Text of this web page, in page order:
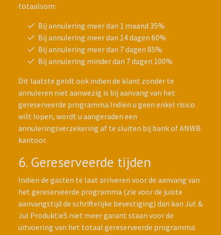
totaalsom:
Bij annulering meer dan 1 maand 35%
Bij annulering meer dan 14 dagen 60%
Bij annulering meer dan 7 dagen 85%
Bij annulering minder dan 7 dagen 100%
Dit laatste geldt ook indien de klant zonder te
annuleren niet aanwezig is bij aanvang van het
gereserveerde programma.Indien u geen enkel risico
wilt lopen, wordt u aangeraden een
annuleringsverzekering af te sluiten bij bank of ANWB
kantoor.
6. Gereserveerde tijden
Indien de gasten te laat arriveren voor de aanvang van
het gereserveerde programma (zie voor de juiste
aanvangstijd de schriftelijke bevestiging) dan kan Jut &
Jul ProduktieS niet meer garant staan voor de
uitvoering van het totaal gereserveerde programma.